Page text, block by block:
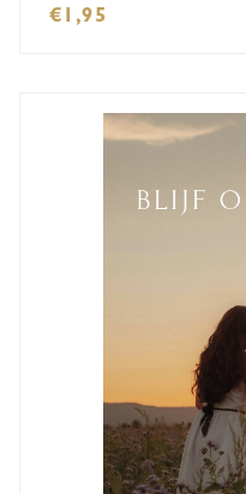
€1,95